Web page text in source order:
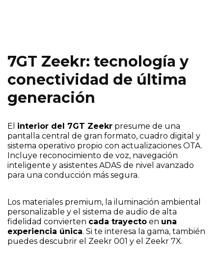
7GT Zeekr: tecnología y
conectividad de última
generación
El interior del 7GT Zeekr presume de una
pantalla central de gran formato, cuadro digital y
sistema operativo propio con actualizaciones OTA.
Incluye reconocimiento de voz, navegación
inteligente y asistentes ADAS de nivel avanzado
para una conducción más segura.
Los materiales premium, la iluminación ambiental
personalizable y el sistema de audio de alta
fidelidad convierten cada trayecto en una
experiencia única. Si te interesa la gama, también
puedes descubrir el Zeekr 001 y el Zeekr 7X.